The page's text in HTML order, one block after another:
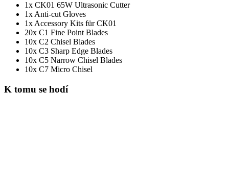
1x CK01 65W Ultrasonic Cutter
1x Anti-cut Gloves
1x Accessory Kits für CK01
20x C1 Fine Point Blades
10x C2 Chisel Blades
10x C3 Sharp Edge Blades
10x C5 Narrow Chisel Blades
10x C7 Micro Chisel
K tomu se hodí